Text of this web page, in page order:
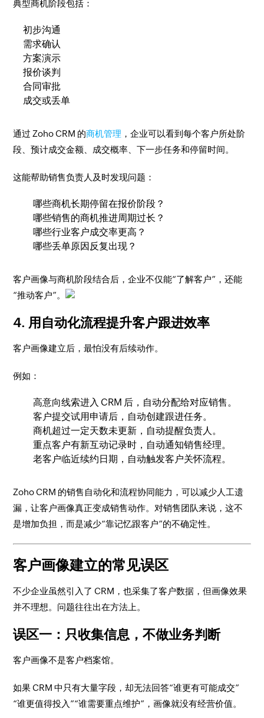
典型商机阶段包括：
初步沟通
需求确认
方案演示
报价谈判
合同审批
成交或丢单
通过 Zoho CRM 的商机管理 ，企业可以看到每个客户所处阶
段、预计成交金额、成交概率、下一步任务和停留时间。
这能帮助销售负责人及时发现问题：
哪些商机长期停留在报价阶段？
哪些销售的商机推进周期过长？
哪些行业客户成交率更高？
哪些丢单原因反复出现？
客户画像与商机阶段结合后，企业不仅能“了解客户”，还能
“推动客户”。
4. 用自动化流程提升客户跟进效率
客户画像建立后，最怕没有后续动作。
例如：
高意向线索进入 CRM 后，自动分配给对应销售。
客户提交试用申请后，自动创建跟进任务。
商机超过一定天数未更新，自动提醒负责人。
重点客户有新互动记录时，自动通知销售经理。
老客户临近续约日期，自动触发客户关怀流程。
Zoho CRM 的销售自动化和流程协同能力，可以减少人工遗
漏，让客户画像真正变成销售动作。对销售团队来说，这不
是增加负担，而是减少“靠记忆跟客户”的不确定性。
客户画像建立的常见误区
不少企业虽然引入了 CRM，也采集了客户数据，但画像效果
并不理想。问题往往出在方法上。
误区一：只收集信息，不做业务判断
客户画像不是客户档案馆。
如果 CRM 中只有大量字段，却无法回答“谁更有可能成交”
“谁更值得投入”“谁需要重点维护”，画像就没有经营价值。